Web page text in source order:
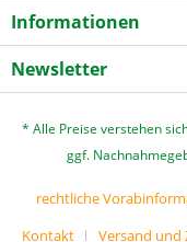
Informationen
Newsletter
* Alle Preise verstehen
ggf.
rechtliche
Kontakt
Versand und